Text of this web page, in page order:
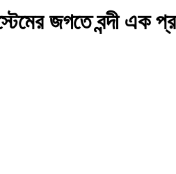
জগতে বন্দী এক